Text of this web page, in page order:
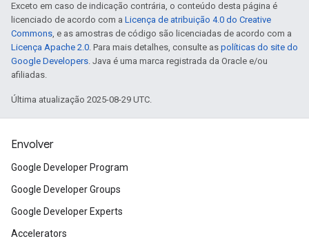
Exceto em caso de indicação contrária, o conteúdo desta página é
licenciado de acordo com a Licença de atribuição 4.0 do Creative
Commons, e as amostras de código são licenciadas de acordo com a
Licença Apache 2.0. Para mais detalhes, consulte as políticas do site do
Google Developers. Java é uma marca registrada da Oracle e/ou
afiliadas.
Última atualização 2025-08-29 UTC.
Envolver
Google Developer Program
Google Developer Groups
Google Developer Experts
Accelerators